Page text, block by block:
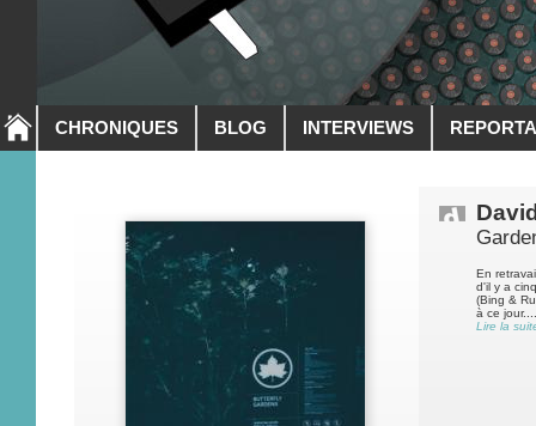
CHRONIQUES BLOG INTERVIEWS
En
d'il y a
(Bing &
à ce
Lire la